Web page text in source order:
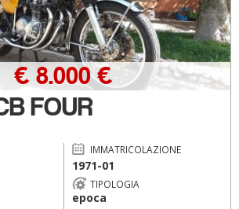
FOUR
€ 8.000 €
IMMATRICOLAZIONE
1971-01
TIPOLOGIA
epoca